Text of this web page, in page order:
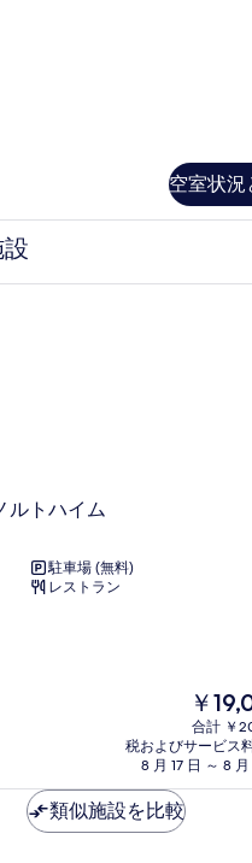
空室状況
ルトハイム
駐車場 (無料)
レストラン
現
在
の
料
金
￥
合計 ￥
税およびサービス
8 月 17 日 ～ 8 月
ハイム
類似施設を比較